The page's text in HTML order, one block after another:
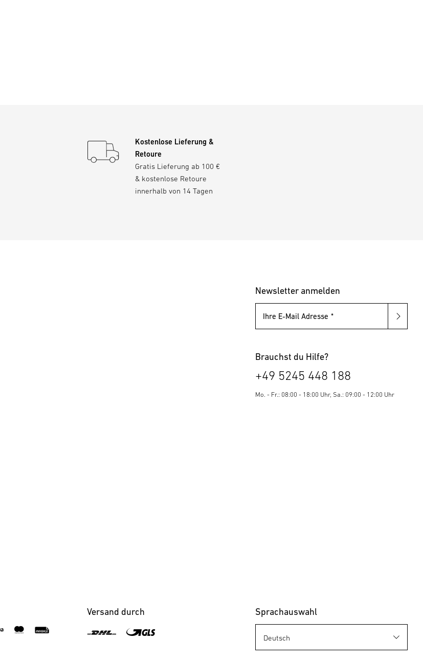
Kostenlose Lieferung &
Retoure
Gratis Lieferung ab 100 €
& kostenlose Retoure
innerhalb von 14 Tagen
Newsletter anmelden
Ihre E-Mail Adresse
Brauchst du Hilfe?
+49 5245 448 188
Mo. - Fr.: 08:00 - 18:00 Uhr, Sa.: 09:00 - 12:00 Uhr
Versand durch Sprachauswahl